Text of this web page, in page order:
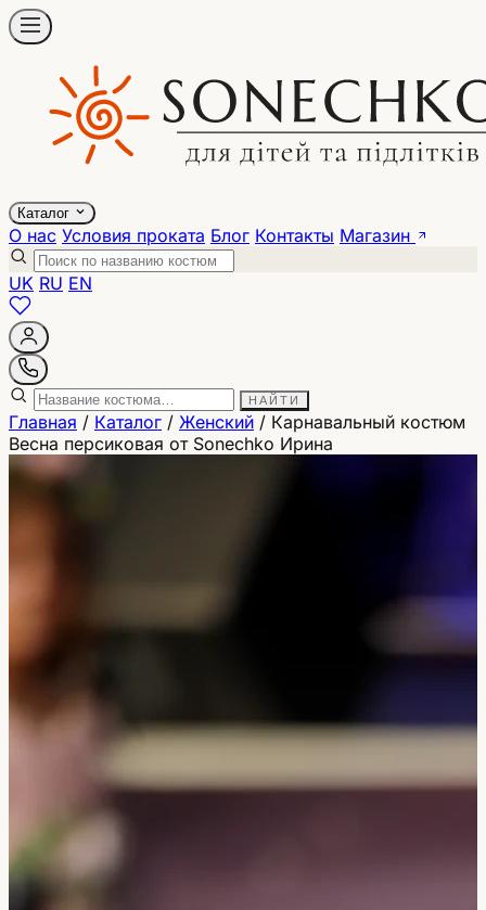
Каталог
О нас Условия проката Блог Контакты Магазин
UK RU EN
НАЙТИ
Главная / Каталог / Женский / Карнавальный костюм
Весна персиковая от Sonechko Ирина